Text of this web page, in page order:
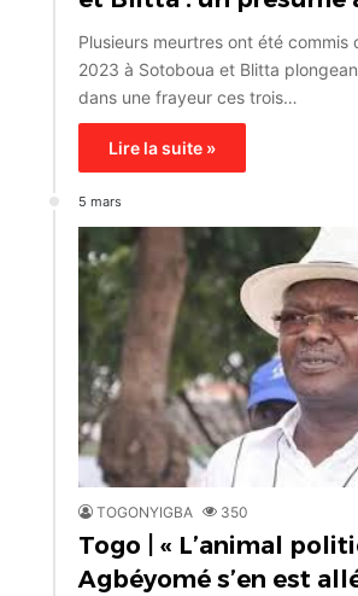
Plusieurs meurtres ont été commis
2023 à Sotoboua et Blitta
dans une frayeur ces trois…
Lire la suite »
5 mars
TOGONYIGBA 350
Togo | « L’animal
Agbéyomé s’en est